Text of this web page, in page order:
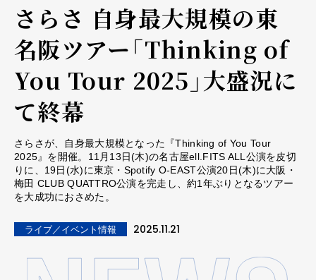
さらさ 自身最大規模の東
名阪ツアー「Thinking of
You Tour 2025」大盛況に
て終幕
さらさが、自身最大規模となった『Thinking of You Tour
2025』を開催。11月13日(木)の名古屋ell.FITS ALL公演を皮切
りに、19日(水)に東京・Spotify O-EAST公演20日(木)に大阪・
梅田 CLUB QUATTRO公演を完走し、約1年ぶりとなるツアー
を大成功におさめた。
ライブ／イベント情報 2025.11.21